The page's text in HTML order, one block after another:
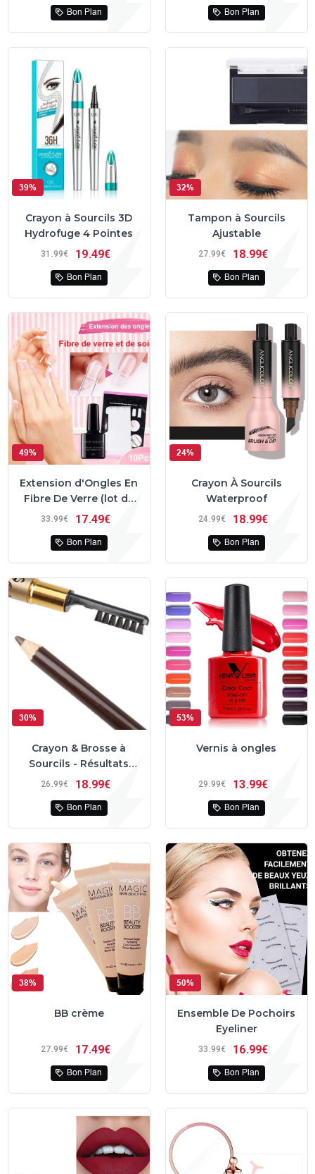
Bon Plan Bon Plan
39%
Crayon à Sourcils 3D
Hydrofuge 4 Pointes
31 99€ 19 49€
Bon Plan
32%
Tampon à Sourcils
Ajustable
27 99€ 18 99€
Bon Plan
49%
Extension d'Ongles En
Fibre De Verre (lot de
10)
33 99€ 17 49€
Bon Plan
24%
Crayon À Sourcils
Waterproof
24 99€ 18 99€
Bon Plan
30%
Crayon & Brosse à
Sourcils - Résultats
Parfaits
26 99€ 18 99€
Bon Plan
53%
Vernis à ongles
29 99€ 13 99€
Bon Plan
38%
BB crème
27 99€ 17 49€
Bon Plan
50%
Ensemble De Pochoirs
Eyeliner
33 99€ 16 99€
Bon Plan